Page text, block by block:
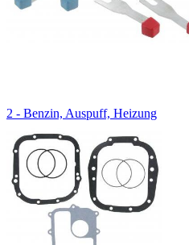
2 - Benzin, Auspuff, Heizung